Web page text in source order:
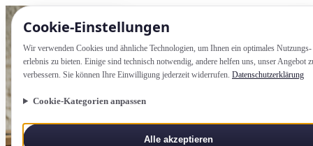
Cookie-Einstellung­en
Wir verwenden Cookies und ähnliche Technologien, um Ihnen ein optimales Nutzungs­
erlebnis zu bieten. Einige sind technisch notwendig, andere helfen uns, unser Angebot
verbessern. Sie können Ihre Einwilligung jederzeit widerrufen. Datenschutzerklärung
Cookie-Kategorien anpassen
Alle akzeptieren